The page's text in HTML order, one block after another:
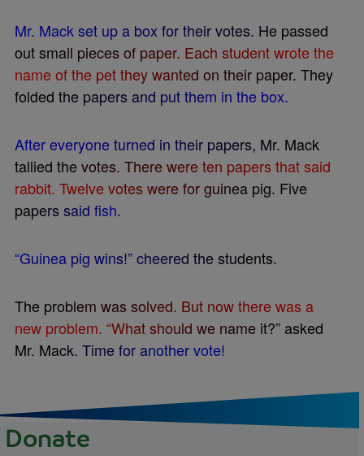
Mr. Mack set upa box fortheirvotes. He passed
outsmall pieces of paper. Each studentwrotethe
nameofthe pettheywanted on their paper. They
folded the papers and putthem in the box.
Aftereveryoneturned in their papers, Mr. Mack
tallied thevotes. Therewereten papers thatsaid
rabbit. Twelvevotes wereforguinea pig. Five
papers said fsh.
“Guinea pig wins!”cheered thestudents.
The problem was solved. But nowtherewas a
new problem. “Whatshould we name it?”asked
Mr. Mack. Timeforanothervote!
Donate